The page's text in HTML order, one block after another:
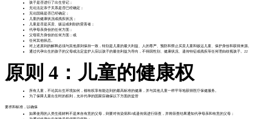
孩子是否进行了出生登记；
无论法定亲子关系是否已经确定；
无论国籍是否已经确定；
儿童的健康状况或残疾状况；
儿童是否是买卖、贩运或剥削的受害者；
代孕母亲身份的任何方面；
父母双方身份的任何方面；或
任何其他状态。
对上述原则的解释必须与其他原则保持一致，特别是儿童的最大利益、人的尊严、预防和禁止买卖儿童和贩运儿童、保护身份和获得来源。
通过代孕出生的孩子的父母或法定监护人应以孩子的最佳利益为导向，不得因性别、健康状况、遗传特征或残疾等任何理由歧视孩子。22
原则 4：儿童的健康权
所有儿童，不论其出生环境如何，都有权享有能达到的最高标准的健康，并与其他儿童一样平等地获得医疗保健服务。
为了保障儿童出生时的权利，允许代孕的国家应确保以下方面的监管
要求和标准，以确保
如果使用的人类生殖材料不是来自有意的父母，则要对传染病和/或遗传病进行筛查，并将筛查结果通知代孕母亲和有意的父母；